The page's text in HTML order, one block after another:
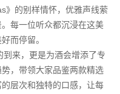
》的别样情怀，优雅声线萦
每一位听众都沉浸在这美
而停留。
来，更是为酒会增添了专
，带领大家品鉴两款精选
层次和独特的口感，让每